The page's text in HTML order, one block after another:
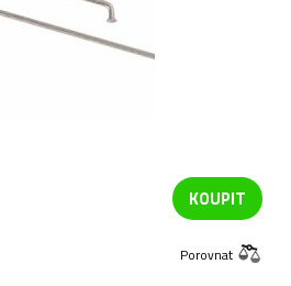
KOUPIT
Porovnat